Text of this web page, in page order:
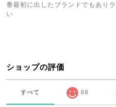
番最初に出したブランドでもあり
い
ショップの評価
すべて 88